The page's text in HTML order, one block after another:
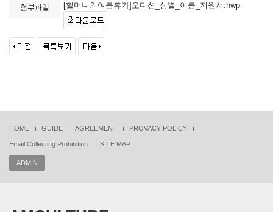
첨부파일 [할머니의여름휴가]오디션_성별_이름_지원서.hwp
HOME GUIDE AGREEMENT PROVACY POLICY
Email Collecting Prohibition SITE MAP
ADMIN